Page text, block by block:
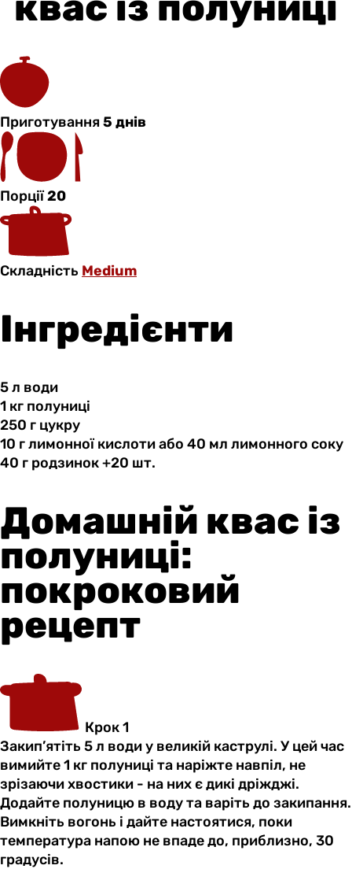
Приготування5 днів
Порції20
Складність Medium
Інгредієнти
5 л води
1 кг полуниці
250 г цукру
10 глимонноїкислоти або 40 мл лимонного соку
40 г родзинок+20 шт.
Домашній квас із
полуниці:
покроковий
рецепт
Крок 1
Закип’ятіть 5 л води у великій каструлі. У цей час
вимийте 1 кг полуниці та наріжте навпіл, не
зрізаючи хвостики - на них є дикі дріжджі.
Додайте полуницю в воду та варіть до закипання.
Вимкніть вогонь і дайте настоятися, поки
температура напою не впаде до, приблизно, 30
градусів.